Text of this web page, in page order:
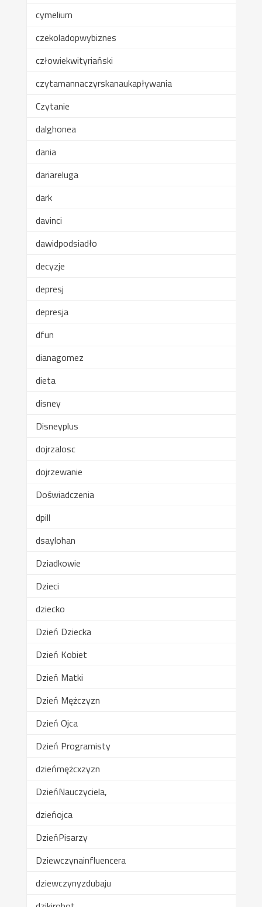
cymelium
czekoladopwybiznes
człowiekwityriański
czytamannaczyrskanaukapływania
Czytanie
dalghonea
dania
dariareluga
dark
davinci
dawidpodsiadło
decyzje
depresj
depresja
dfun
dianagomez
dieta
disney
Disneyplus
dojrzalosc
dojrzewanie
Doświadczenia
dpill
dsaylohan
Dziadkowie
Dzieci
dziecko
Dzień Dziecka
Dzień Kobiet
Dzień Matki
Dzień Mężczyzn
Dzień Ojca
Dzień Programisty
dzieńmężcxzyzn
DzieńNauczyciela,
dzieńojca
DzieńPisarzy
Dziewczynainfluencera
dziewczynyzdubaju